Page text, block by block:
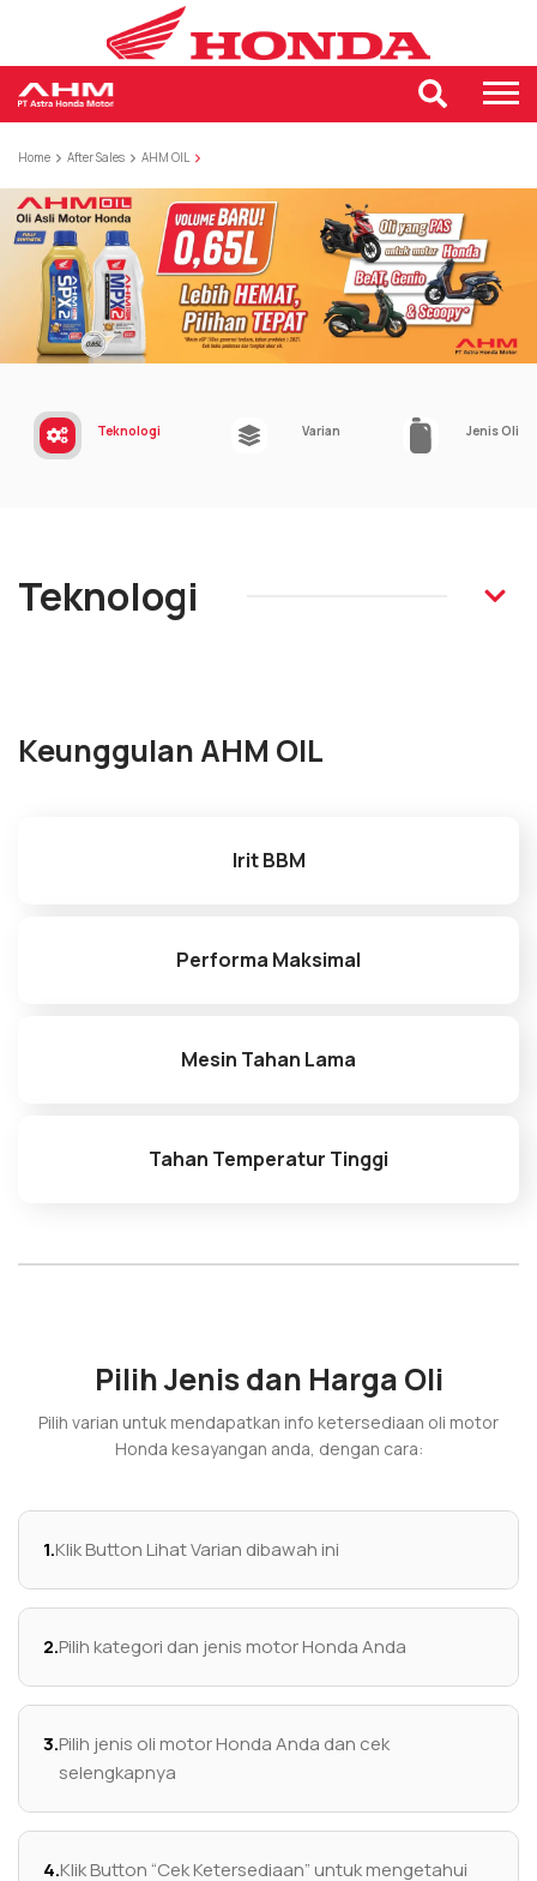
Home After Sales AHM OIL
Teknologi Varian Jenis Oli
Teknologi
Keunggulan AHM OIL
Irit BBM
Performa Maksimal
Mesin Tahan Lama
Tahan Temperatur Tinggi
Pilih Jenis dan Harga Oli
Pilih varian untuk mendapatkan info ketersediaan oli motor
Honda kesayangan anda, dengan cara:
1.Klik Button Lihat Varian dibawah ini
2.Pilih kategori dan jenis motor Honda Anda
3.Pilih jenis oli motor Honda Anda dan cek
selengkapnya
4.Klik Button “Cek Ketersediaan” untuk mengetahui